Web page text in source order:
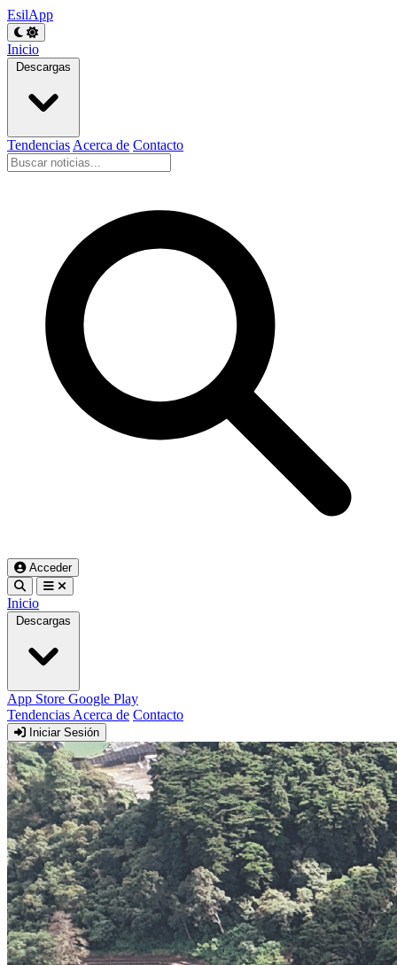
EsilApp
Inicio
Descargas
Tendencias Acerca de Contacto
Acceder
Inicio
Descargas
App Store Google Play
Tendencias Acerca de Contacto
Iniciar Sesión